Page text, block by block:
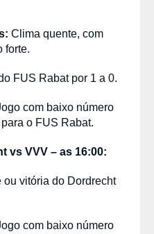
Clima quente, com
forte.
FUS Rabat por 1 a 0.
com baixo número
o FUS Rabat.
vs VVV – as 16:00:
ou vitória do Dordrecht
com baixo número